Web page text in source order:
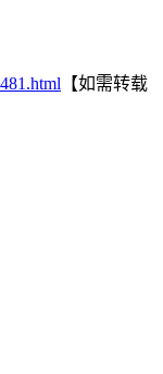
【如需转载